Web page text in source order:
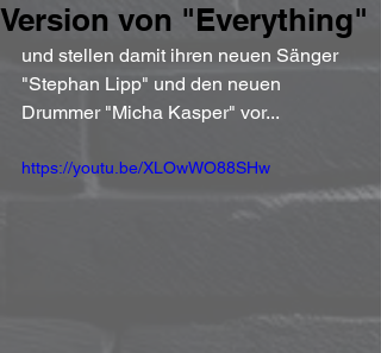
Version von "Everything"
und stellen damit ihren neuen Sänger
"Stephan Lipp" und den neuen
Drummer "Micha Kasper" vor...
https://youtu.be/XLOwWO88SHw